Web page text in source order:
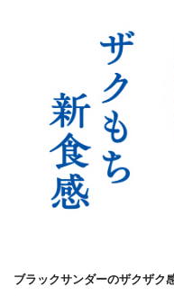
ブラックサンダーのザクザク